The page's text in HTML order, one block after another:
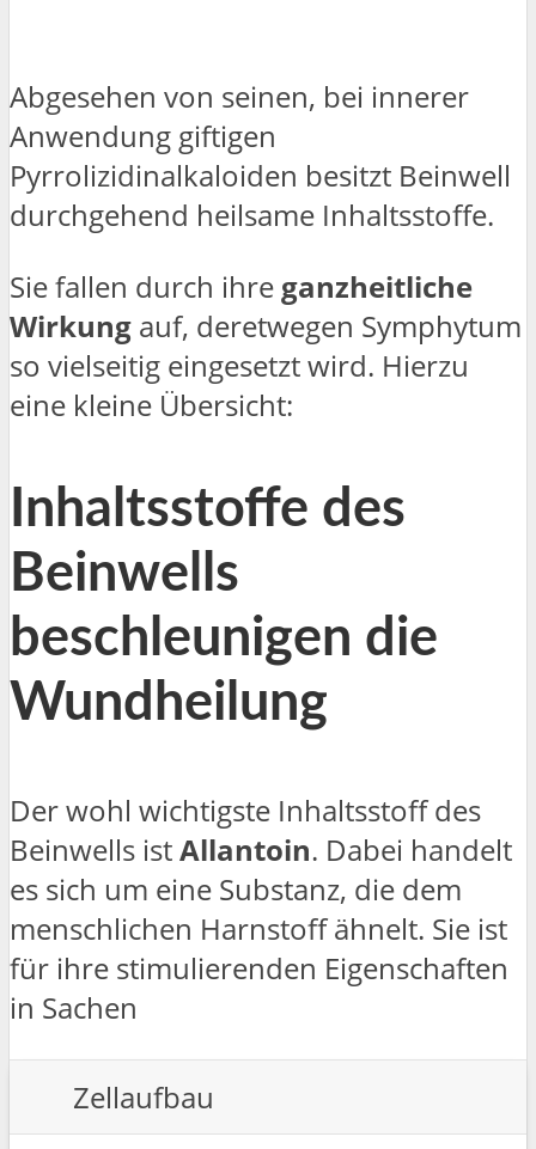
Abgesehen von seinen, bei innerer
Anwendung giftigen
Pyrrolizidinalkaloiden besitzt Beinwell
durchgehend heilsame Inhaltsstoffe.
Sie fallen durch ihre ganzheitliche
Wirkung auf, deretwegen Symphytum
so vielseitig eingesetzt wird. Hierzu
eine kleine Übersicht:
Inhaltsstoffe des
Beinwells
beschleunigen die
Wundheilung
Der wohl wichtigste Inhaltsstoff des
Beinwells istAllantoin. Dabei handelt
es sich um eine Substanz, die dem
menschlichen Harnstoff ähnelt. Sie ist
für ihre stimulierenden Eigenschaften
in Sachen
Zellaufbau